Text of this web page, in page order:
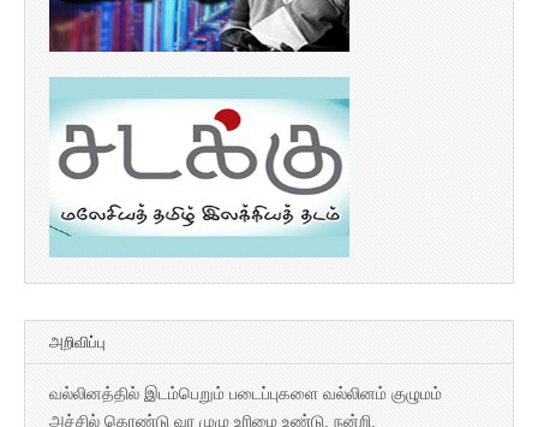
அறிவிப்பு
வல்லினத்தில் இடம்பெறும் படைப்புகளை வல்லினம் குழுமம்
அச்சில் கொண்டு வர முழு உரிமை உண்டு. நன்றி.